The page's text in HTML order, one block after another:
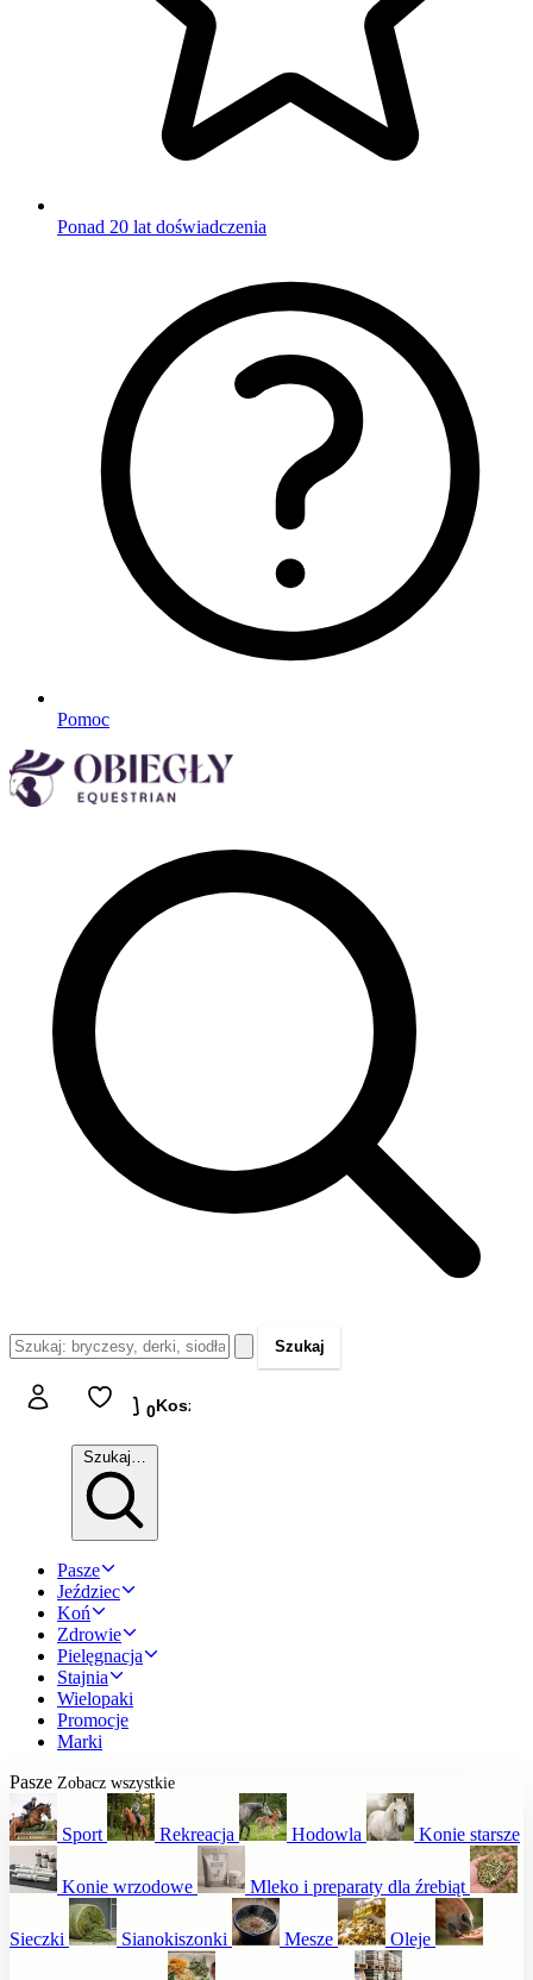
Ponad 20 lat doświadczenia
Pomoc
Szukaj
Koszyk 0Koszyk
Szukaj…
Pasze
Jeździec
Koń
Zdrowie
Pielęgnacja
Stajnia
Wielopaki
Promocje
Marki
Pasze Zobacz wszystkie
Sport Rekreacja Hodowla Konie starsze
Konie wrzodowe Mleko i preparaty dla źrebiąt
Sieczki Sianokiszonki Mesze Oleje